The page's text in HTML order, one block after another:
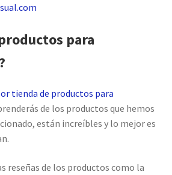
para
tienda de productos para
de los productos que hemos
están increíbles y lo mejor es
reseñas de los productos como la